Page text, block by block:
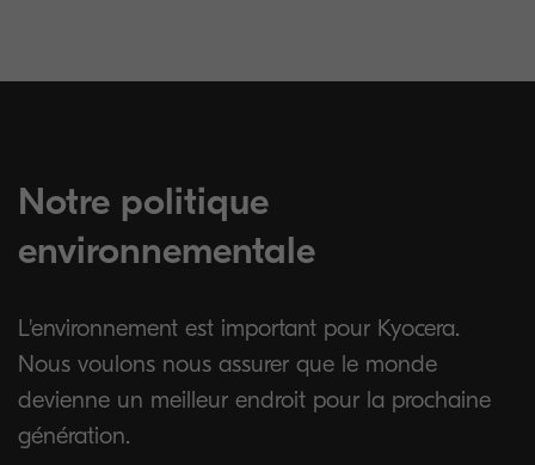
Notre politique
environnementale
L'environnement est important pour Kyocera.
Nous voulons nous assurer que le monde
devienne un meilleur endroit pour la prochaine
génération.